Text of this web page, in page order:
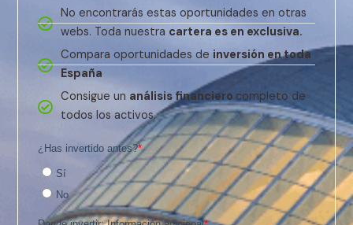
No encontrarás estas oportunidades en otras
webs. Toda nuestra cartera es en exclusiva.
Compara oportunidades de inversión en toda
España
Consigue un análisis financiero completo de
todos los activos.